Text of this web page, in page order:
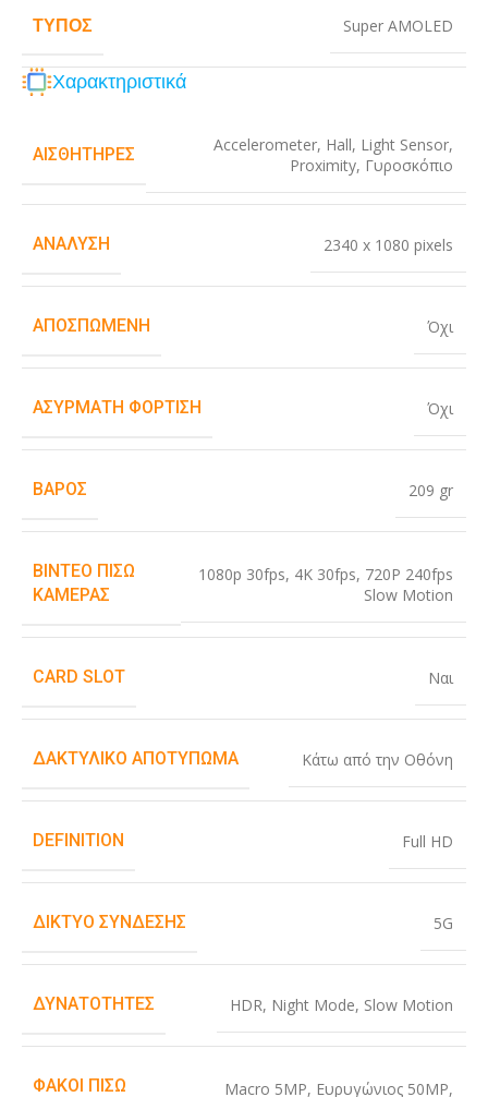
ΤΎΠΟΣ Super AMOLED
Χαρακτηριστικά
ΑΙΣΘΗΤΉΡΕΣ Accelerometer, Hall, Light Sensor,
Proximity, Γυροσκόπιο
ΑΝΆΛΥΣΗ 2340 x 1080 pixels
ΑΠΟΣΠΏΜΕΝΗ Όχι
ΑΣΎΡΜΑΤΗ ΦΌΡΤΙΣΗ Όχι
ΒΆΡΟΣ 209 gr
ΒΊΝΤΕΟ ΠΊΣΩ
ΚΆΜΕΡΑΣ
1080p 30fps, 4K 30fps, 720P 240fps
Slow Motion
CARD SLOT Ναι
ΔΑΚΤΥΛΙΚΌ ΑΠΟΤΎΠΩΜΑ Κάτω από την Οθόνη
DEFINITION Full HD
ΔΊΚΤΥΟ ΣΎΝΔΕΣΗΣ 5G
ΔΥΝΑΤΌΤΗΤΕΣ HDR, Night Mode, Slow Motion
ΦΑΚΟΊ ΠΊΣΩ
Macro 5MP, Ευρυγώνιος 50MP,